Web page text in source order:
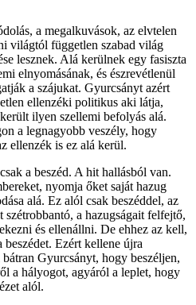
a megalkuvások, az elvtelen
világtól független szabad világ
lesznek. Alá kerülnek egy fasiszta
elnyomásának, és észrevétlenül
a szájukat. Gyurcsányt azért
ellenzéki politikus aki látja,
ilyen szellemi befolyás alá.
a legnagyobb veszély, hogy
ellenzék is ez alá kerül.
a beszéd. A hit hallásból van.
nyomja őket saját hazug
alá. Ez alól csak beszéddel, az
szétrobbantó, a hazugságait felfejtő,
és ellenállni. De ehhez az kell,
Ezért kellene újra
Gyurcsányt, hogy beszéljen,
a hályogot, agyáról a leplet, hogy
alól.